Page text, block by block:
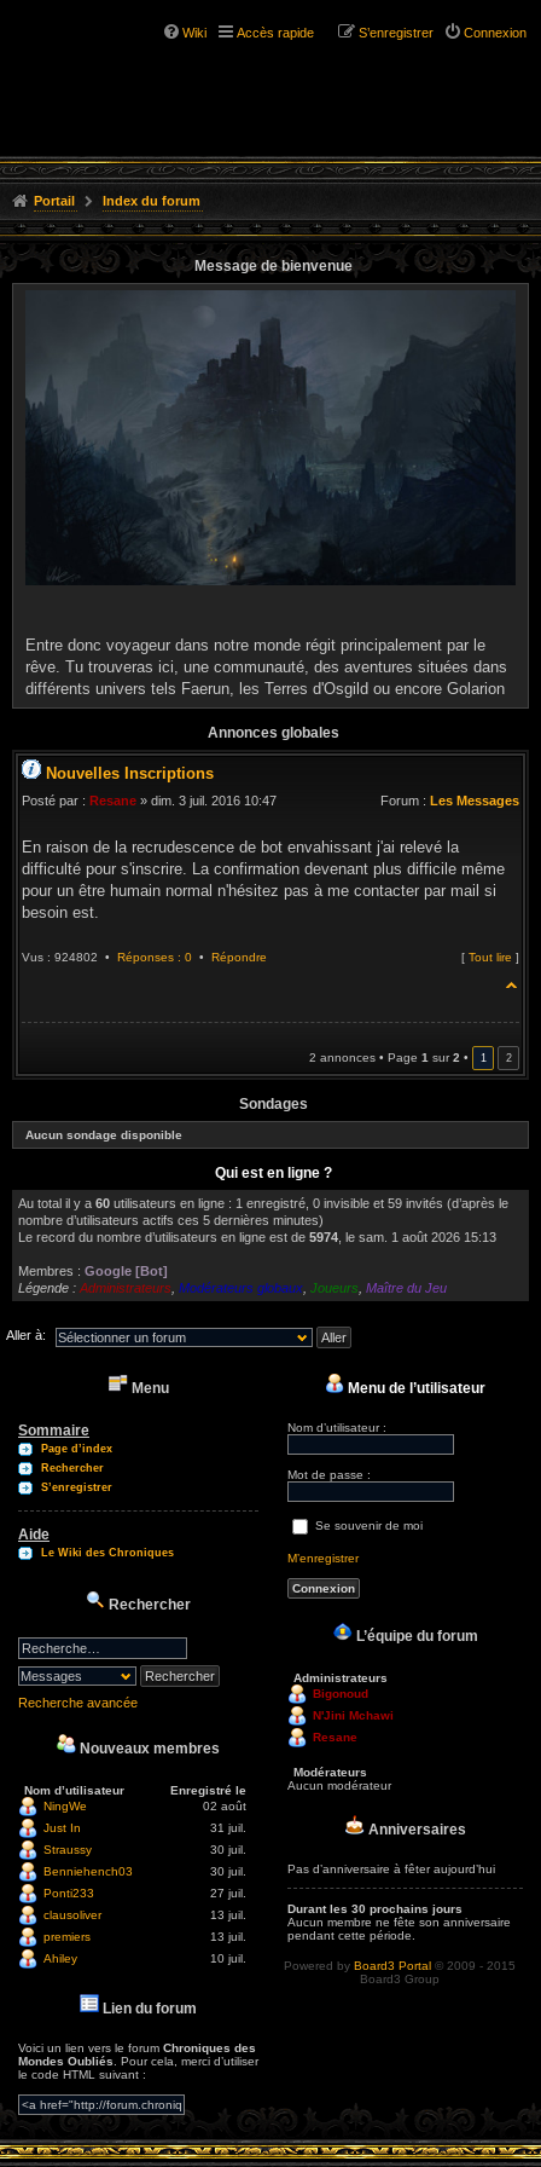
Wiki Accès rapide Connexion
S’enregistrer
Portail Index du forum
Message de bienvenue
Entre donc voyageur dans notre monde régit principalement par le
rêve. Tu trouveras ici, une communauté, des aventures situées dans
différents univers tels Faerun, les Terres d'Osgild ou encore Golarion
Annonces globales
Nouvelles Inscriptions
Posté par : Resane » dim. 3 juil. 2016 10:47 Forum : Les Messages
En raison de la recrudescence de bot envahissant j'ai relevé la
difficulté pour s'inscrire. La confirmation devenant plus difficile même
pour un être humain normal n'hésitez pas à me contacter par mail si
besoin est.
Vus : 924802 • Réponses : 0 • Répondre [ Tout lire ]
2 annonces • Page 1 sur2 • 1 2
Sondages
Aucun sondage disponible
Qui est en ligne ?
Au total il y a 60 utilisateurs en ligne : 1 enregistré, 0 invisible et 59 invités (d’après le
nombre d’utilisateurs actifs ces 5 dernières minutes)
Le record du nombre d’utilisateurs en ligne est de 5974 , le sam. 1 août 2026 15:13
Membres : Google [Bot]
Légende : Administrateurs Modérateurs globaux Joueurs Maître du Jeu
Aller à:
Menu
Sommaire
Page d’index
Rechercher
S’enregistrer
Aide
Le Wiki des Chroniques
Rechercher
Recherche avancée
Nouveaux membres
Nom d’utilisateur
Enregistré le
NingWe
02 août
Just In
31 juil.
Straussy
30 juil.
Benniehench03
30 juil.
Ponti233
27 juil.
clausoliver
13 juil.
premiers
13 juil.
Ahiley
10 juil.
Lien du forum
Voici un lien vers le forum Chroniques des
Mondes Oubliés . Pour cela, merci d’utiliser
le code HTML suivant :
Menu de l’utilisateur
Nom d’utilisateur :
Mot de passe :
Se souvenir de moi
M’enregistrer
L’équipe du forum
Administrateurs
Bigonoud
N'Jini Mchawi
Resane
Modérateurs
Aucun modérateur
Anniversaires
Pas d’anniversaire à fêter aujourd’hui
Durant les 30 prochains jours
Aucun membre ne fête son anniversaire
pendant cette période.
Powered by Board3 Portal © 2009 - 2015
Board3 Group